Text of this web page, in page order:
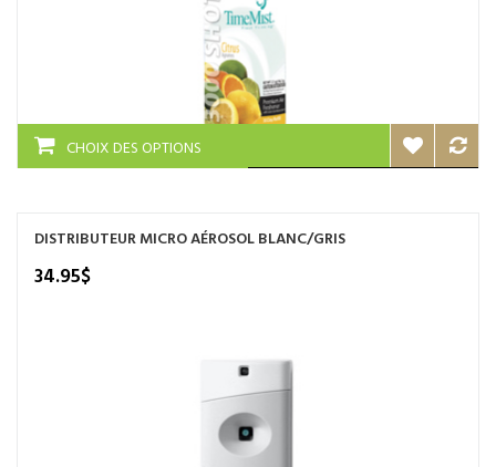
CHOIX DES OPTIONS
Les
DISTRIBUTEUR MICRO AÉROSOL BLANC/GRIS
34.95$